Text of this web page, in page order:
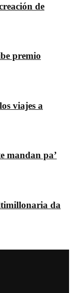
de
premio
viajes a
mandan pa’
da